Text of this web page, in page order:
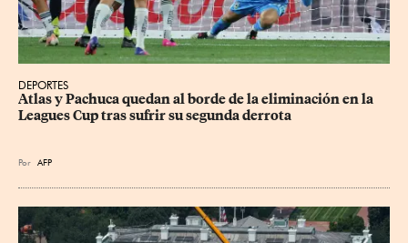
DEPORTES
Atlas y Pachuca quedan al borde de la eliminación en la
Leagues Cup tras sufrir su segunda derrota
Por AFP